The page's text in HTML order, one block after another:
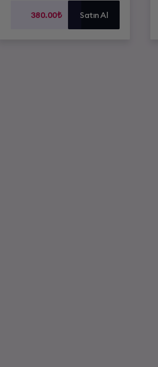
380.00₺ Satın Al